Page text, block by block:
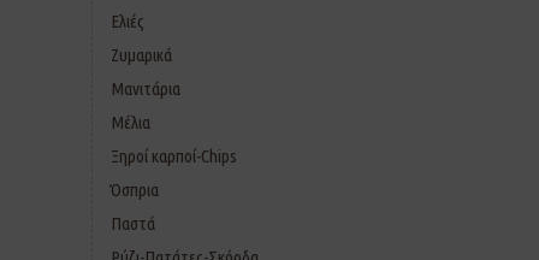
Ελιές
Ζυμαρικά
Μανιτάρια
Μέλια
Ξηροί καρποί-Chips
Όσπρια
Παστά